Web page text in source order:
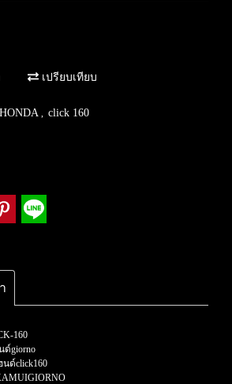
เปรียบเทียบ
HONDA , click 160
160
ด์giorno
นด์click160